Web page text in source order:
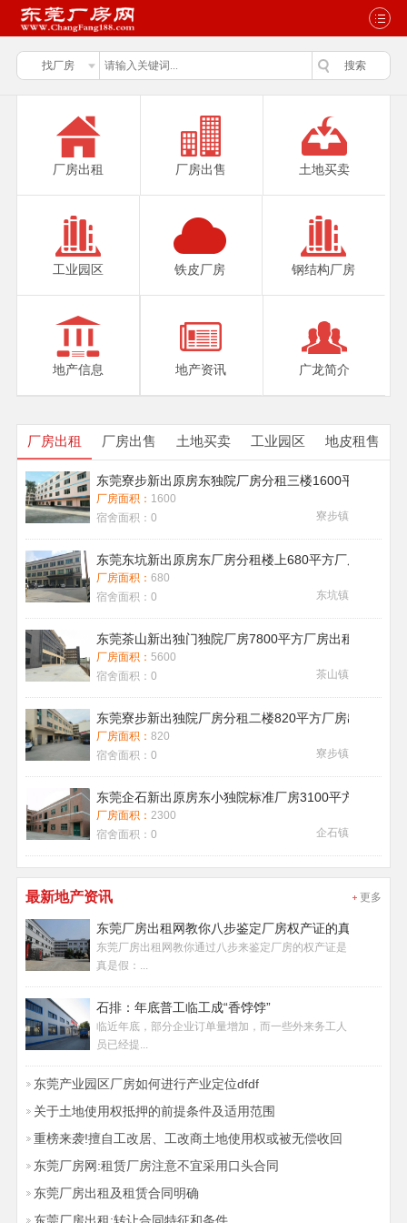
厂房出租 厂房出售 土地买卖
工业园区 铁皮厂房 钢结构厂房
地产信息 地产资讯 广龙简介
厂房出租 厂房出售 土地买卖 工业园区 地皮租售
东莞寮步新出原房东独院厂房分租三楼1600平方带地
厂房面积： 1600
宿舍面积： 0 寮步镇
东莞东坑新出原房东厂房分租楼上680平方厂房出租现
厂房面积： 680
宿舍面积： 0 东坑镇
东莞茶山新出独门独院厂房7800平方厂房出租带喷淋
厂房面积： 5600
宿舍面积： 0 茶山镇
东莞寮步新出独院厂房分租二楼820平方厂房出租
厂房面积： 820
宿舍面积： 0 寮步镇
东莞企石新出原房东小独院标准厂房3100平方厂房出租
厂房面积： 2300
宿舍面积： 0 企石镇
最新地产资讯 更多
东莞厂房出租网教你八步鉴定厂房权产证的真假
东莞厂房出租网教你通过八步来鉴定厂房的权产证是
真是假：...
石排：年底普工临工成“香饽饽”
临近年底，部分企业订单量增加，而一些外来务工人
员已经提...
东莞产业园区厂房如何进行产业定位dfdf
关于土地使用权抵押的前提条件及适用范围
重榜来袭!擅自工改居、工改商土地使用权或被无偿收回
东莞厂房网:租赁厂房注意不宜采用口头合同
东莞厂房出租及租赁合同明确